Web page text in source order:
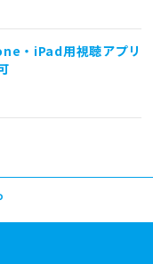
・iPad用視聴アプリ